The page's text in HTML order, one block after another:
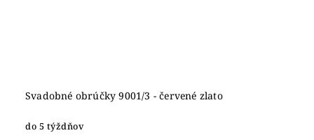
Svadobné obrúčky 9001/3 - červené zlato
do 5 týždňov